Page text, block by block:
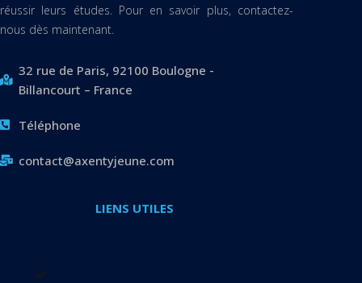
réussir leurs études. Pour en savoir plus, contactez-
nous dès maintenant.
32 rue de Paris, 92100 Boulogne -
Billancourt – France
Téléphone
contact@axentyjeune.com
LIENS UTILES